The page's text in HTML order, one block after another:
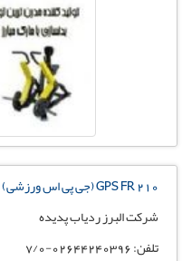
GPS FR 210 (جی پی اس ورزشی)
شرکت البرز ردیاب پدیده
تلفن: 02644240396-7/0